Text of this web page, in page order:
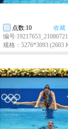
收藏
点数:10
编号
规格：5276*3093 (2603